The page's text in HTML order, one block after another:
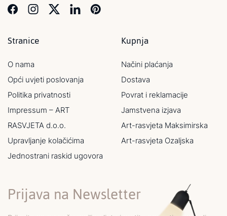
Stranice
O nama
Opći uvjeti poslovanja
Politika privatnosti
Impressum – ART
RASVJETA d.o.o.
Upravljanje kolačićima
Jednostrani raskid ugovora
Kupnja
Načini plaćanja
Dostava
Povrat i reklamacije
Jamstvena izjava
Art-rasvjeta Maksimirska
Art-rasvjeta Ozaljska
Prijava na Newsletter